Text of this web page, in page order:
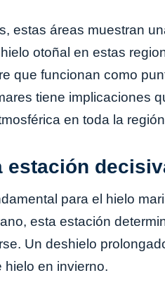
estas áreas muestran
otoñal en estas
que funcionan como
tiene implicaciones
en toda la
estación
para el hielo
esta estación
Un deshielo
hielo en invierno.